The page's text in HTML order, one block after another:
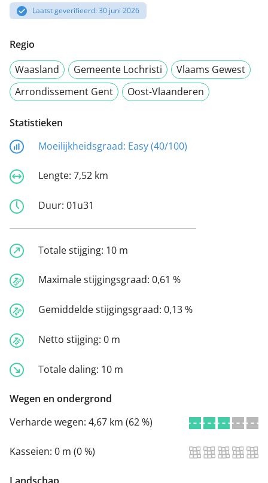
Laatst geverifieerd: 30 juni 2026
Regio
Waasland
Gemeente Lochristi
Vlaams Gewest
Arrondissement Gent
Oost-Vlaanderen
Statistieken
Moeilijkheidsgraad: Easy (40/100)
Lengte: 7,52 km
Duur: 01u31
Totale stijging: 10 m
Maximale stijgingsgraad: 0,61 %
Gemiddelde stijgingsgraad: 0,13 %
Netto stijging: 0 m
Totale daling: 10 m
Wegen en ondergrond
Verharde wegen: 4,67 km (62 %)
Kasseien: 0 m (0 %)